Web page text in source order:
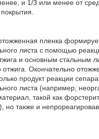
и 1/3 или менее от
пленка
листа с помощью
и основным стальным
отжига. Окончательно
продукт реакции
листа (например,
такой как
но также и